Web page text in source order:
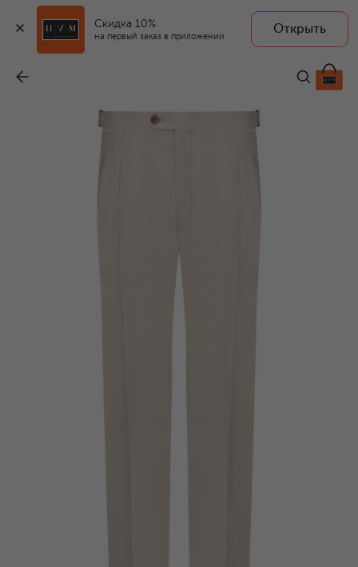
Скидка 10%
на первый заказ в приложении
Открыть